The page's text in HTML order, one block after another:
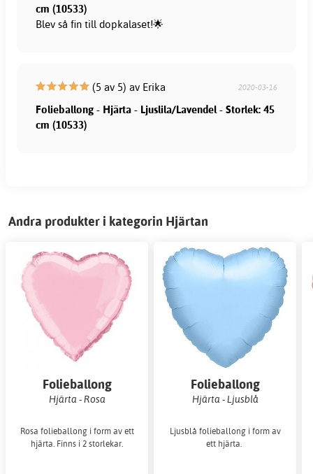
cm (10533)
Blev så fin till dopkalaset!🌟
(5 av 5) av Erika 2020-03-16
Folieballong - Hjärta - Ljuslila/Lavendel - Storlek: 45
cm (10533)
Andra produkter i kategorin Hjärtan
Folieballong
Hjärta - Rosa
Rosa folieballong i form av ett
hjärta. Finns i 2 storlekar.
Folieballong
Hjärta - Ljusblå
Ljusblå folieballong i form av
ett hjärta.